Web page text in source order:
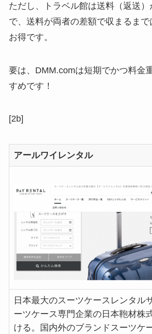
ただし、トラベル館は送料（返送
で、送料が両者の差額で収まるま
お得です。
要は、DMM.comは短期でかつ料金
すめです！
[2b]
アールワイレンタル
日本最大のスーツケースレンタル
ーツケース専門企業の日本鞄材株
ける。国内外のブランドスーツケ